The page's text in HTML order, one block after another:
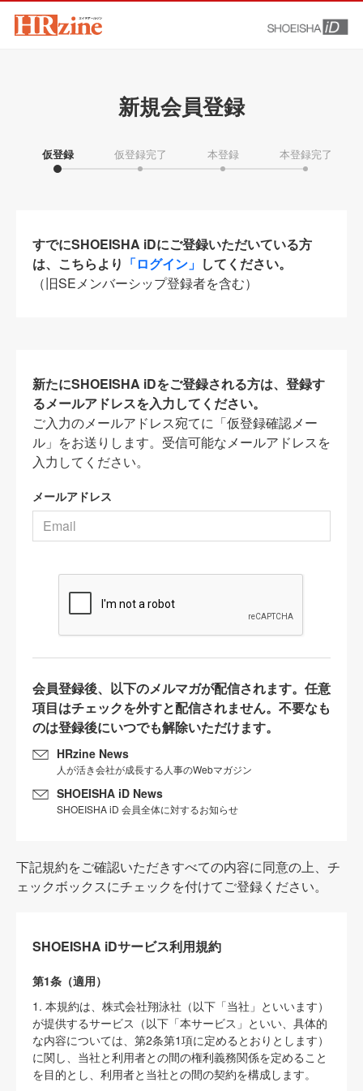
新規会員登録
仮登録 仮登録完了 本登録 本登録完了
すでにSHOEISHA iDにご登録いただいている方
は、こちらより 「ログイン」 してください。
（旧SEメンバーシップ登録者を含む）
新たにSHOEISHA iDをご登録される方は、登録す
るメールアドレスを入力してください。
ご入力のメールアドレス宛てに「仮登録確認メー
ル」をお送りします。受信可能なメールアドレスを
入力してください。
メールアドレス
会員登録後、以下のメルマガが配信されます。任意
項目はチェックを外すと配信されません。不要なも
のは登録後にいつでも解除いただけます。
HRzine News
人が活き会社が成長する人事のWebマガジン
SHOEISHA iD News
SHOEISHA iD 会員全体に対するお知らせ
下記規約をご確認いただきすべての内容に同意の上、チ
ェックボックスにチェックを付けてご登録ください。
SHOEISHA iDサービス利用規約
第1条（適用）
1. 本規約は、株式会社翔泳社（以下「当社」といいます）
が提供するサービス（以下「本サービス」といい、具体的
な内容については、第2条第1項に定めるとおりとします）
に関し、当社と利用者との間の権利義務関係を定めること
を目的とし、利用者と当社との間の契約を構成します。